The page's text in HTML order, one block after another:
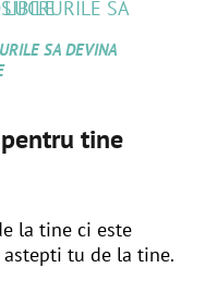
SA DEVINA
tine
la tine ci este
tu de la tine.